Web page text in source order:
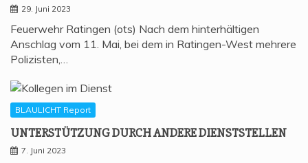
29. Juni 2023
Feuerwehr Ratingen (ots) Nach dem hinterhältigen
Anschlag vom 11. Mai, bei dem in Ratingen-West mehrere
Polizisten,…
BLAULICHT Report
UNTER­STÜT­ZUNG DURCH ANDE­RE DIENSTSTELLEN
7. Juni 2023